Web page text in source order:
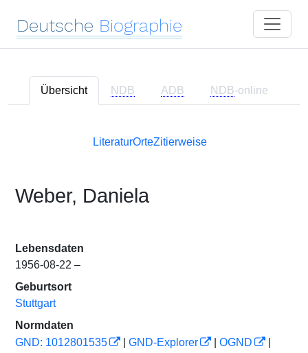
Deutsche Biographie
Übersicht NDB ADB NDB-online
LiteraturOrteZitierweise
Weber, Daniela
Lebensdaten
1956-08-22 –
Geburtsort
Stuttgart
Normdaten
GND: 1012801535
GND-Explorer OGND